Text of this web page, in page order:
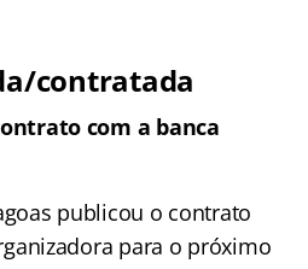
contratada
com a banca
publicou o contrato
para o próximo